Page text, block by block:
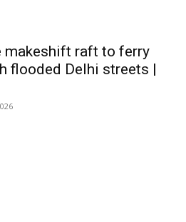
makeshift raft to ferry
flooded Delhi streets |